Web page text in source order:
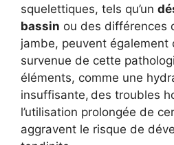
squelettiques, tels qu’un
bassin ou des différences
jambe, peuvent également
survenue de cette
éléments, comme une
insuffisante, des troubles
l’utilisation prolongée de
aggravent le risque de